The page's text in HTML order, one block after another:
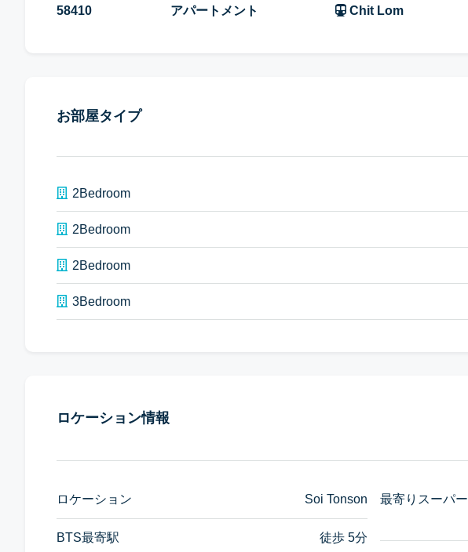
58410
アパートメント
Chit Lom
お部屋タイプ
2Bedroom
2Bedroom
2Bedroom
3Bedroom
ロケーション情報
ロケーション Soi Tonson
BTS最寄駅 徒歩 5分
最寄りスーパー